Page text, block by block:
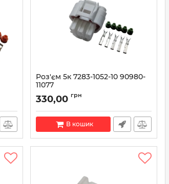
Роз'єм 5к 7283-1052-10 90980-
11077
Артикул: 90980-11077
330,00 грн
В кошик